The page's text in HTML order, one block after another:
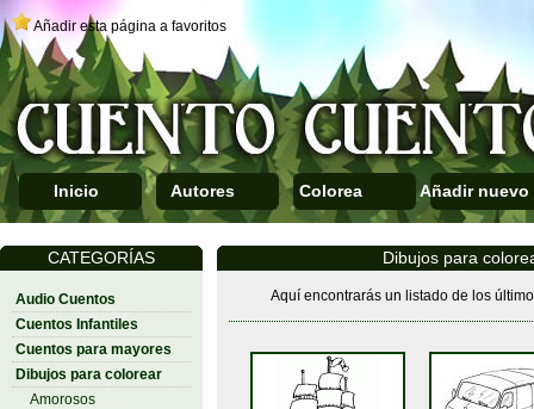
Añadir esta página a favoritos
Inicio Autores Colorea Añadir nuevo
CATEGORÍAS
Audio Cuentos
Cuentos Infantiles
Cuentos para mayores
Dibujos para colorear
Amorosos
Dibujos para
Aquí encontrarás un listado de los